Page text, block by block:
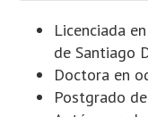
Licenciada
de Santiago
Doctora en
Postgrado